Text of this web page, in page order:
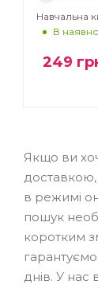
Навчальна
В
249
Якщо ви
в режимі
пошук
коротким
днів. У